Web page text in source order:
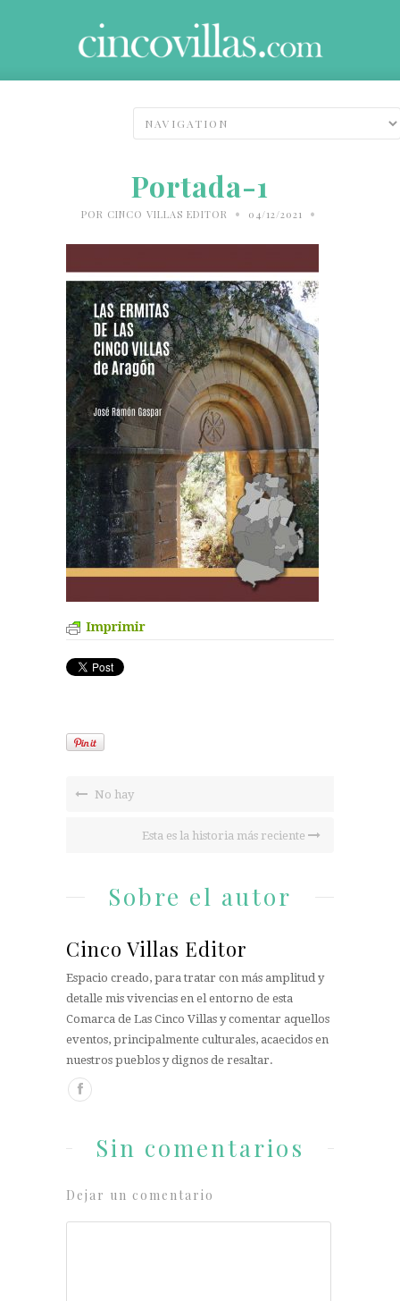
Portada-1
POR CINCO VILLAS EDITOR • 04/12/2021 •
Imprimir
No hay
Esta es la historia más reciente
Sobre el autor
Cinco Villas Editor
Espacio creado, para tratar con más amplitud y
detalle mis vivencias en el entorno de esta
Comarca de Las Cinco Villas y comentar aquellos
eventos, principalmente culturales, acaecidos en
nuestros pueblos y dignos de resaltar.
Sin comentarios
Dejar un comentario